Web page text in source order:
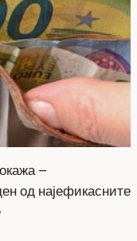
–
од најефикасните